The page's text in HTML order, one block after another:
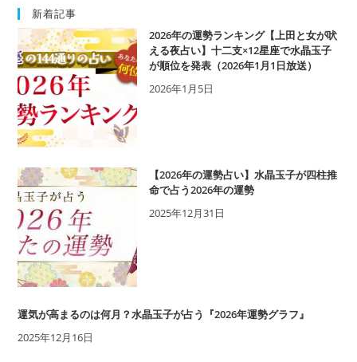
あ
の
人
わ
れ
い
セ
7
選
新着記事
2026年の運勢ランキング【上田と女が吠
える夜占い】十二支×12星座で水晶玉子
が順位を発表（2026年1月1日放送）
2026年1月5日
【2026年の運勢占い】水晶玉子が四柱推
命で占う2026年の運勢
2025年12月31日
運気が高まるのは何月？水晶玉子が占う『2026年運勢グラフ』
2025年12月16日